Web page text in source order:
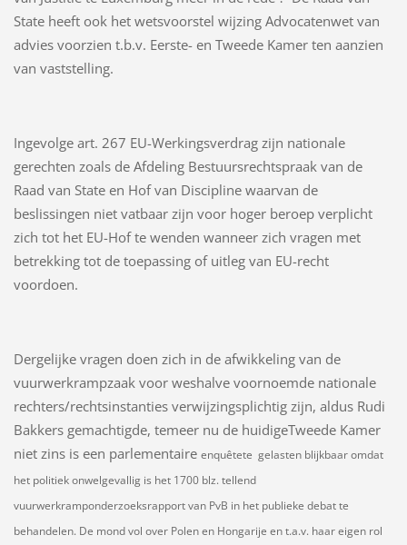
State heeft ook het wetsvoorstel wijzing Advocatenwet van
advies voorzien t.b.v. Eerste- en Tweede Kamer ten aanzien
van vaststelling.
Ingevolge art. 267 EU-Werkingsverdrag zijn nationale
gerechten zoals de Afdeling Bestuursrechtspraak van de
Raad van State en Hof van Discipline waarvan de
beslissingen niet vatbaar zijn voor hoger beroep verplicht
zich tot het EU-Hof te wenden wanneer zich vragen met
betrekking tot de toepassing of uitleg van EU-recht
voordoen.
Dergelijke vragen doen zich in de afwikkeling van de
vuurwerkrampzaak voor weshalve voornoemde nationale
rechters/rechtsinstanties verwijzingsplichtig zijn, aldus Rudi
Bakkers gemachtigde, temeer nu de huidigeTweede Kamer
niet zins is een parlementaire enquêtete gelasten blijkbaar omdat
het politiek onwelgevallig is het 1700 blz. tellend
vuurwerkramponderzoeksrapport van PvB in het publieke debat te
behandelen. De mond vol over Polen en Hongarije en t.a.v. haar eigen rol